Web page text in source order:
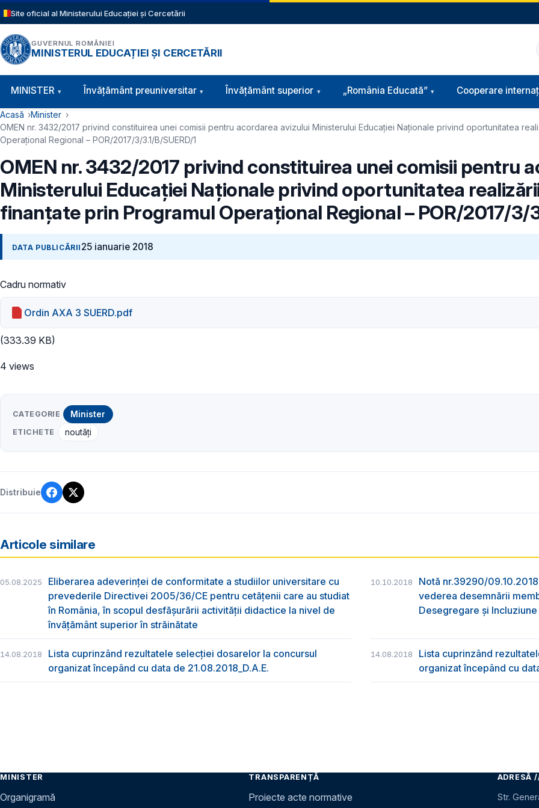
Sari la conținutul principal
Site oficial al Ministerului Educației și Cercetării
GUVERNUL ROMÂNIEI
MINISTERUL EDUCAȚIEI ȘI CERCETĂRII
Navigație principală
MINISTER Învăţământ preuniversitar Învățământ superior „România Educată” Cooperare
Cale de navigare
Acasă
Minister
OMEN nr. 3432/2017 privind constituirea unei comisii pentru acordarea avizului Ministerului Educației Naționale privind oportunitatea
Operațional Regional – POR/2017/3/3.1/B/SUERD/1
OMEN nr. 3432/2017 privind constituirea unei comisii pentru
Ministerului Educației Naționale privind oportunitatea
finanțate prin Programul Operațional Regional – POR/2017/3/
DATA PUBLICĂRII 25 ianuarie 2018
Cadru normativ
Ordin AXA 3 SUERD.pdf
(333.39 KB)
4 views
CATEGORIE Minister
ETICHETE noutăți
Distribuie
Articole similare
05.08.2025
Eliberarea adeverinţei de conformitate a studiilor universitare cu
prevederile Directivei 2005/36/CE pentru cetăţenii care au studiat
în România, în scopul desfăşurării activităţii didactice la nivel de
învățământ superior în străinătate
10.10.2018
Notă nr.39290/
vederea desemnării
Desegregare și
14.08.2018
Lista cuprinzând rezultatele selecției dosarelor la concursul
organizat începând cu data de 21.08.2018_D.A.E.
14.08.2018
Lista cuprinzând
organizat începând cu
MINISTER
Organigramă
TRANSPARENȚĂ
Proiecte acte normative
ADRESĂ
Str.